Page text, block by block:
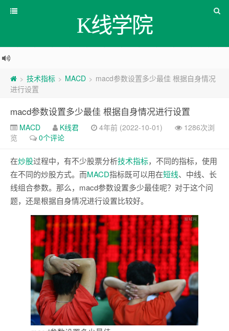
K线学院
> 技术指标 > MACD > macd参数设置多少最佳 根据自身情况
进行设置
macd参数设置多少最佳 根据自身情况进行设置
MACD K线君 4年前 (2022-10-01)
1286次浏
览
0个评论
在炒股过程中，有不少股票分析技术指标，不同的指标，使用
在不同的炒股方式。而MACD指标既可以用在短线、中线、长
线组合参数。那么，macd参数设置多少最佳呢？对于这个问
题，还是根据自身情况进行设置比较好。